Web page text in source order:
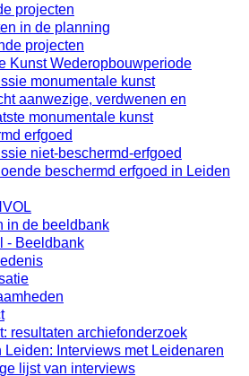
projecten
in de planning
projecten
Kunst Wederopbouwperiode
monumentale kunst
aanwezige, verdwenen en
monumentale kunst
erfgoed
niet-beschermd-erfgoed
beschermd erfgoed in Leiden
in de beeldbank
- Beeldbank
resultaten archiefonderzoek
Leiden: Interviews met Leidenaren
lijst van interviews